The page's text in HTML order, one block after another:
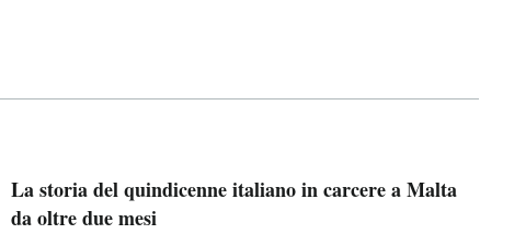
La storia del quindicenne italiano in carcere a Malta
da oltre due mesi